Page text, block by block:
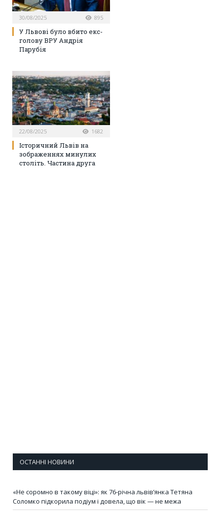
30/08/2025 895
У Львові було вбито екс-
голову ВРУ Андрія
Парубія
22/08/2025 1682
Історичний Львів на
зображеннях минулих
століть. Частина друга
ОСТАННІ НОВИНИ
«Не соромно в такому віці»: як 76-річна львів’янка Тетяна
Соломко підкорила подіум і довела, що вік — не межа